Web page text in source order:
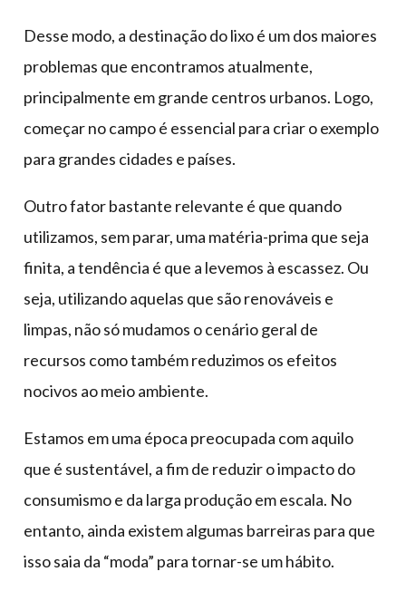
Desse modo, a destinação do lixo é um dos maiores
problemas que encontramos atualmente,
principalmente em grande centros urbanos. Logo,
começar no campo é essencial para criar o exemplo
para grandes cidades e países.
Outro fator bastante relevante é que quando
utilizamos, sem parar, uma matéria-prima que seja
finita, a tendência é que a levemos à escassez. Ou
seja, utilizando aquelas que são renováveis e
limpas, não só mudamos o cenário geral de
recursos como também reduzimos os efeitos
nocivos ao meio ambiente.
Estamos em uma época preocupada com aquilo
que é sustentável, a fim de reduzir o impacto do
consumismo e da larga produção em escala. No
entanto, ainda existem algumas barreiras para que
isso saia da “moda” para tornar-se um hábito.